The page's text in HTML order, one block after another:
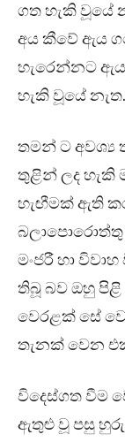
ගත හැකි වූයේ
අය කීවේ ඇය
හැරෙන්නට
හැකි වූයේ නැත.
තමන් ට අවශ්‍ය
තුළින් ලද හැකි
හැඟීමක් ඇති
මංජරී හා
තිබූ බව ඔහු
වෙරළක් සේ
තැනක් වෙන
විදෙස්ගත වීම
ඇතුළු වූ පසු